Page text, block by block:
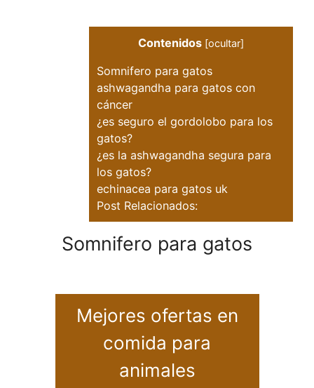
Contenidos [ocultar]
Somnifero para gatos
ashwagandha para gatos con
cáncer
¿es seguro el gordolobo para los
gatos?
¿es la ashwagandha segura para
los gatos?
echinacea para gatos uk
Post Relacionados:
Somnifero para gatos
Mejores ofertas en
comida para
animales